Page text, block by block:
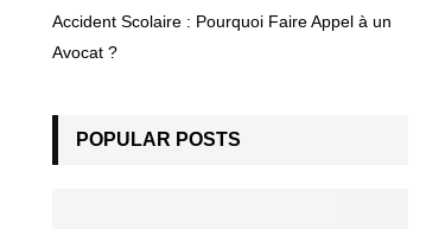
Accident Scolaire : Pourquoi Faire Appel à un
Avocat ?
POPULAR POSTS